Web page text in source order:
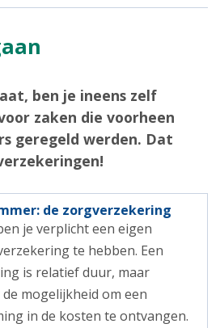
ben je ineens zelf
zaken die voorheen
geregeld werden. Dat
de zorgverzekering
je verplicht een eigen
te hebben. Een
is relatief duur, maar
mogelijkheid om een
in de kosten te ontvangen.